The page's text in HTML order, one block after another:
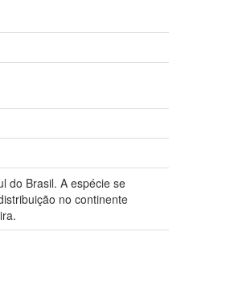
do Brasil. A espécie se
no continente